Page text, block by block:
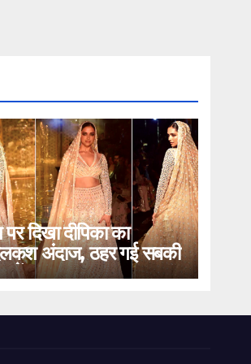
पर दिखा दीपिका का
अंदाज, ठहर गई सबकी